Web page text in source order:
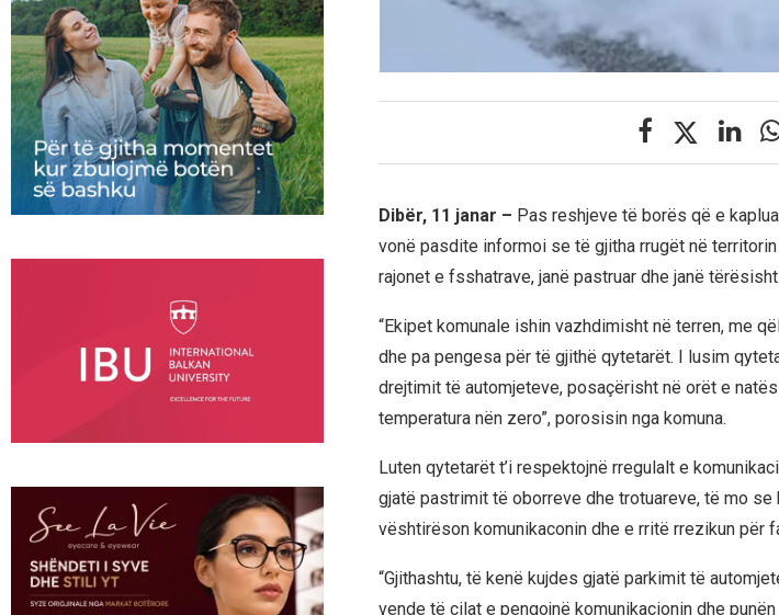
Dibër, 11 janar – Pas reshjeve të borës që e
vonë pasdite informoi se të gjitha rrugët në
rajonet e fsshatrave, janë pastruar dhe janë
“Ekipet komunale ishin vazhdimisht në terren, me
dhe pa pengesa për të gjithë qytetarët. I lusim
drejtimit të automjeteve, posaçërisht në orët e
temperatura nën zero”, porosisin nga komuna.
Luten qytetarët t’i respektojnë rregulalt e
gjatë pastrimit të oborreve dhe trotuareve, të mo se
vështirëson komunikaconin dhe e rritë rrezikun për
“Gjithashtu, të kenë kujdes gjatë parkimit të
vende të cilat e pengojnë komunikacionin dhe